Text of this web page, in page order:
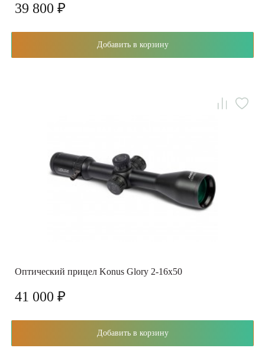
39 800 ₽
Добавить в корзину
Оптический прицел Konus Glory 2-16x50
41 000 ₽
Добавить в корзину